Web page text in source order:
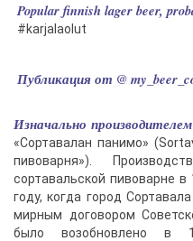
Popular finnish lager beer,
#karjalaolut
Публикация от @
Изначально
«Сортавалан панимо»
пивоварня»).
сортавальской пивоварне
году, когда город
мирным договором
было возобновлено в